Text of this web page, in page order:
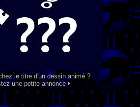
le titre d'un dessin animé ?
une petite annonce